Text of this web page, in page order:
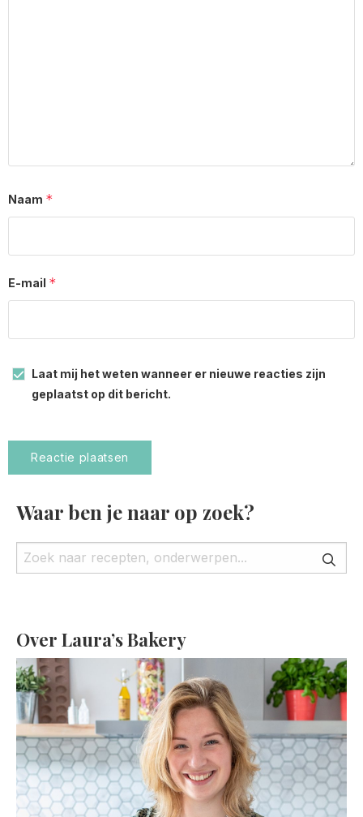
Naam *
E-mail *
Laat mij het weten wanneer er nieuwe reacties zijn
geplaatst op dit bericht.
Waar ben je naar op zoek?
Over Laura’s Bakery